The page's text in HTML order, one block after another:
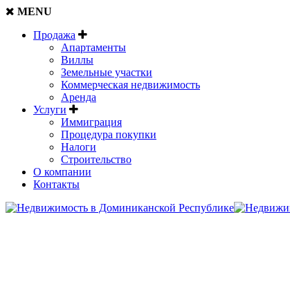
MENU
Продажа
Апартаменты
Виллы
Земельные участки
Коммерческая недвижимость
Аренда
Услуги
Иммиграция
Процедура покупки
Налоги
Строительство
О компании
Контакты